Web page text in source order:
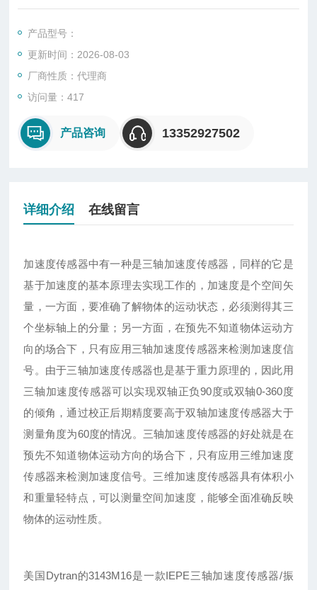
要准确了解物体的运动状态，必须测得其三个坐标轴上的分量；
加速度传感器来检测加速度信号
产品型号：
更新时间：2026-08-03
厂商性质：代理商
访问量：417
产品咨询 13352927502
详细介绍 在线留言
加速度传感器中有一种是三轴加速度传感器，同样的它是
基于加速度的基本原理去实现工作的，加速度是个空间矢
量，一方面，要准确了解物体的运动状态，必须测得其三
个坐标轴上的分量；另一方面，在预先不知道物体运动方
向的场合下，只有应用三轴加速度传感器来检测加速度信
号。由于三轴加速度传感器也是基于重力原理的，因此用
三轴加速度传感器可以实现双轴正负90度或双轴0-360度
的倾角，通过校正后期精度要高于双轴加速度传感器大于
测量角度为60度的情况。三轴加速度传感器的好处就是在
预先不知道物体运动方向的场合下，只有应用三维加速度
传感器来检测加速度信号。三维加速度传感器具有体积小
和重量轻特点，可以测量空间加速度，能够全面准确反映
物体的运动性质。
美国Dytran的3143M16是一款IEPE三轴加速度传感器/振